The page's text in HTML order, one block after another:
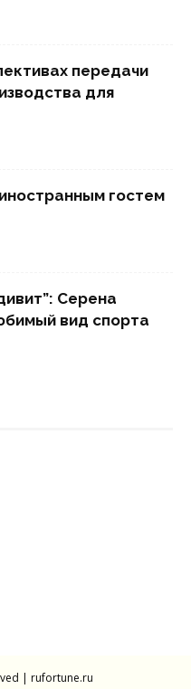
передачи
для
гостем
Серена
вид спорта
| rufortune.ru